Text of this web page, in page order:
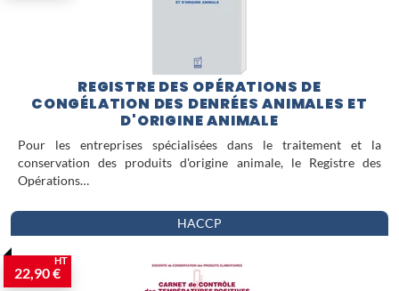
REGISTRE DES OPÉRATIONS DE
CONGÉLATION DES DENRÉES ANIMALES ET
D'ORIGINE ANIMALE
Pour les entreprises spécialisées dans le traitement et la
conservation des produits d'origine animale, le Registre des
Opérations…
HACCP
22,90 €
HT